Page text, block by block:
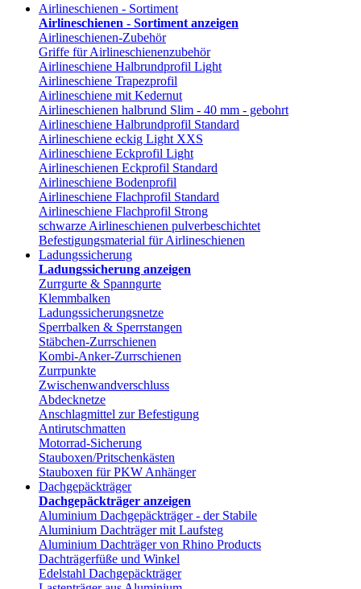
Airlineschienen - Sortiment
Airlineschienen - Sortiment anzeigen
Airlineschienen-Zubehör
Griffe für Airlineschienenzubehör
Airlineschiene Halbrundprofil Light
Airlineschiene Trapezprofil
Airlineschiene mit Kedernut
Airlineschienen halbrund Slim - 40 mm - gebohrt
Airlineschiene Halbrundprofil Standard
Airlineschiene eckig Light XXS
Airlineschiene Eckprofil Light
Airlineschienen Eckprofil Standard
Airlineschiene Bodenprofil
Airlineschiene Flachprofil Standard
Airlineschiene Flachprofil Strong
schwarze Airlineschienen pulverbeschichtet
Befestigungsmaterial für Airlineschienen
Ladungssicherung
Ladungssicherung anzeigen
Zurrgurte & Spanngurte
Klemmbalken
Ladungssicherungsnetze
Sperrbalken & Sperrstangen
Stäbchen-Zurrschienen
Kombi-Anker-Zurrschienen
Zurrpunkte
Zwischenwandverschluss
Abdecknetze
Anschlagmittel zur Befestigung
Antirutschmatten
Motorrad-Sicherung
Stauboxen/Pritschenkästen
Stauboxen für PKW Anhänger
Dachgepäckträger
Dachgepäckträger anzeigen
Aluminium Dachgepäckträger - der Stabile
Aluminium Dachträger mit Laufsteg
Aluminium Dachträger von Rhino Products
Dachträgerfüße und Winkel
Edelstahl Dachgepäckträger